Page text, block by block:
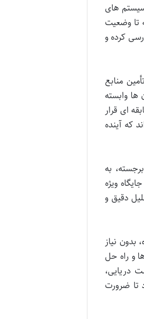
های
تا وضعیت
کرده و
منابع
ها وابسته
ای قرار
که آینده
به
ویژه
دقیق و
بدون نیاز
و راه حل
دریایی،
تا ضرورت